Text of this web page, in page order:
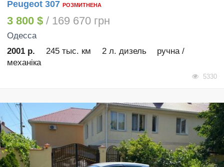
Peugeot 307 РОЗМИТНЕНА
3 800 $ / 169 670 грн
Одесса
2001 р.
245 тыс. км 2 л. дизель
ручна /
механіка
5330